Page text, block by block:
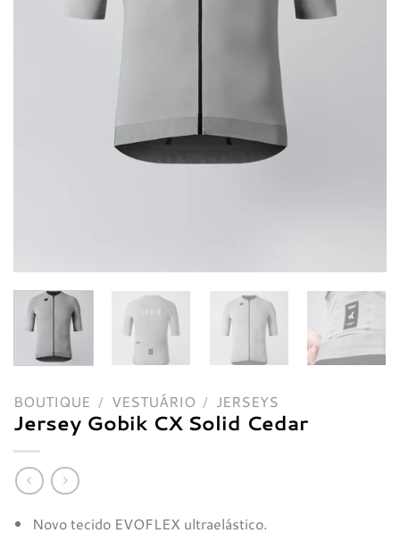
BOUTIQUE / VESTUÁRIO / JERSEYS
Jersey Gobik CX Solid Cedar
Novo tecido EVOFLEX ultraelástico.